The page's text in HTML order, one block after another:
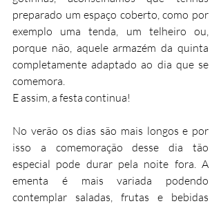
preparado um espaço coberto, como por
exemplo uma tenda, um telheiro ou,
porque não, aquele armazém da quinta
completamente adaptado ao dia que se
comemora.
E assim, a festa continua!
No verão os dias são mais longos e por
isso a comemoração desse dia tão
especial pode durar pela noite fora. A
ementa é mais variada podendo
contemplar saladas, frutas e bebidas